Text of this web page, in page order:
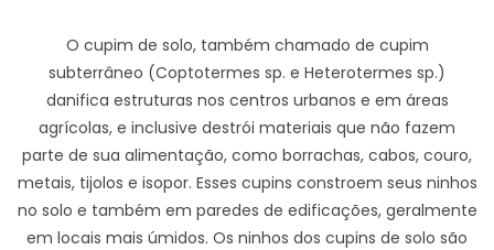
O cupim de solo, também chamado de cupim
subterrâneo (Coptotermes sp. e Heterotermes sp.)
danifica estruturas nos centros urbanos e em áreas
agrícolas, e inclusive destrói materiais que não fazem
parte de sua alimentação, como borrachas, cabos, couro,
metais, tijolos e isopor. Esses cupins constroem seus ninhos
no solo e também em paredes de edificações, geralmente
em locais mais úmidos. Os ninhos dos cupins de solo são